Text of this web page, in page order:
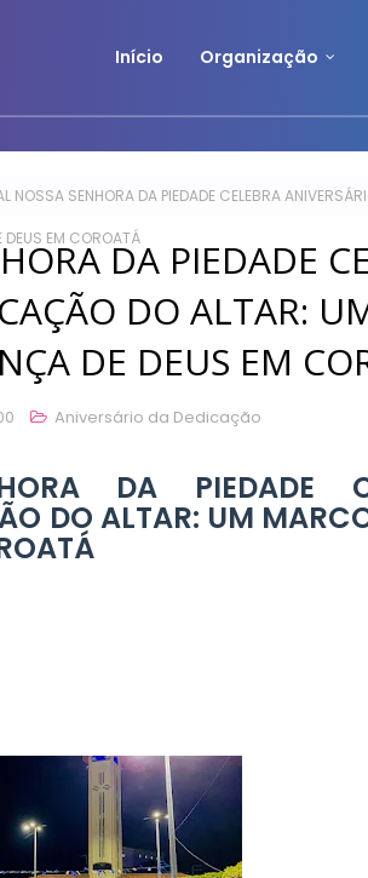
Início Organização
NOSSA SENHORA DA PIEDADE CELEBRA
DEUS EM COROATÁDA PIEDADE
DO ALTAR:
DE DEUS EM
Aniversário da Dedicação
DA PIEDADE
DO ALTAR: UM